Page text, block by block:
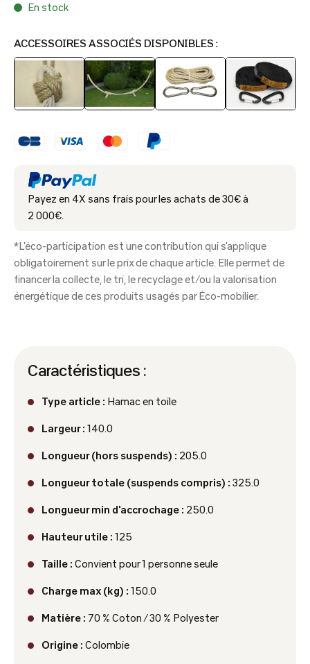
En stock
ACCESSOIRES ASSOCIÉS DISPONIBLES :
Payez en 4X sans frais pour les achats de 30€ à
2 000€.
*L'éco-participation est une contribution qui s'applique
obligatoirement sur le prix de chaque article. Elle permet de
financer la collecte, le tri, le recyclage et/ou la valorisation
énergétique de ces produits usagés par Éco-mobilier.
Caractéristiques :
Type article : Hamac en toile
Largeur : 140.0
Longueur (hors suspends) : 205.0
Longueur totale (suspends compris) : 325.0
Longueur min d'accrochage : 250.0
Hauteur utile : 125
Taille : Convient pour 1 personne seule
Charge max (kg) : 150.0
Matière : 70 % Coton / 30 % Polyester
Origine : Colombie